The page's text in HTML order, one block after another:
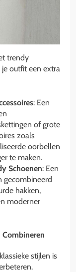
trendy
outfit een extra
: Een
of grote
zoals
oorbellen
te maken.
Schoenen: Een
gecombineerd
hakken,
moderner
stijlen is